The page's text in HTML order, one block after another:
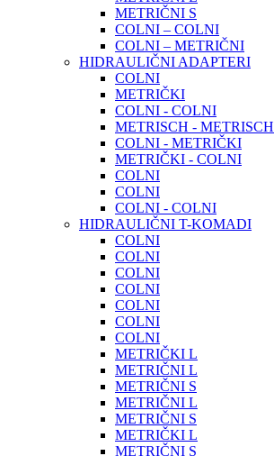
METRIČNI S
COLNI – COLNI
COLNI – METRIČNI
HIDRAULIČNI ADAPTERI
COLNI
METRIČKI
COLNI - COLNI
METRISCH - METRISCH
COLNI - METRIČKI
METRIČKI - COLNI
COLNI
COLNI
COLNI - COLNI
HIDRAULIČNI T-KOMADI
COLNI
COLNI
COLNI
COLNI
COLNI
COLNI
COLNI
METRIČKI L
METRIČNI L
METRIČNI S
METRIČNI L
METRIČNI S
METRIČKI L
METRIČNI S